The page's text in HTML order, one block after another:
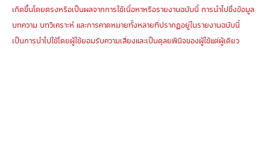
เกิดขึ้นโดยตรงหรือเป็นผลจากการใช้เนื้อหาหรือรายงานฉบับนี้ การนำไปซึ่งข้อมูล
บทความ บทวิเคราะห์ และการคาดหมายทั้งหลายที่ปรากฏอยู่ในรายงานฉบับนี้
เป็นการนำไปใช้โดยผู้ใช้ยอมรับความเสี่ยงและเป็นดุลยพินิจของผู้ใช้แต่ผู้เดียว